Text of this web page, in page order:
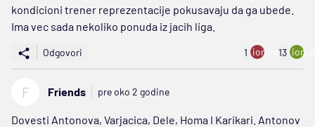
kondicioni trener reprezentacije pokusavaju da ga ubede.
Ima vec sada nekoliko ponuda iz jacih liga.
Odgovori 1 ion:minus
13
F Friends pre oko 2 godine
Dovesti Antonova, Varjacica, Dele, Homa I Karikari. Antonov